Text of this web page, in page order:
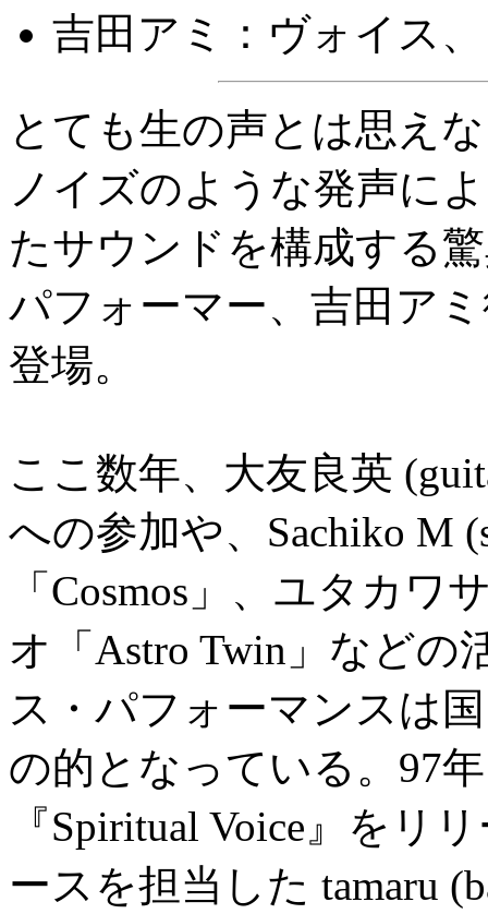
吉田アミ：ヴォイス
とても生の声とは思え
ノイズのような発声に
たサウンドを構成する
パフォーマー、吉田ア
登場。
ここ数年、大友良英
への参加や、Sachiko M
「Cosmos」、ユタカワ
オ「Astro Twin」などの
ス・パフォーマンスは
の的となっている。97
『Spiritual Voice』をリ
ースを担当した tamaru